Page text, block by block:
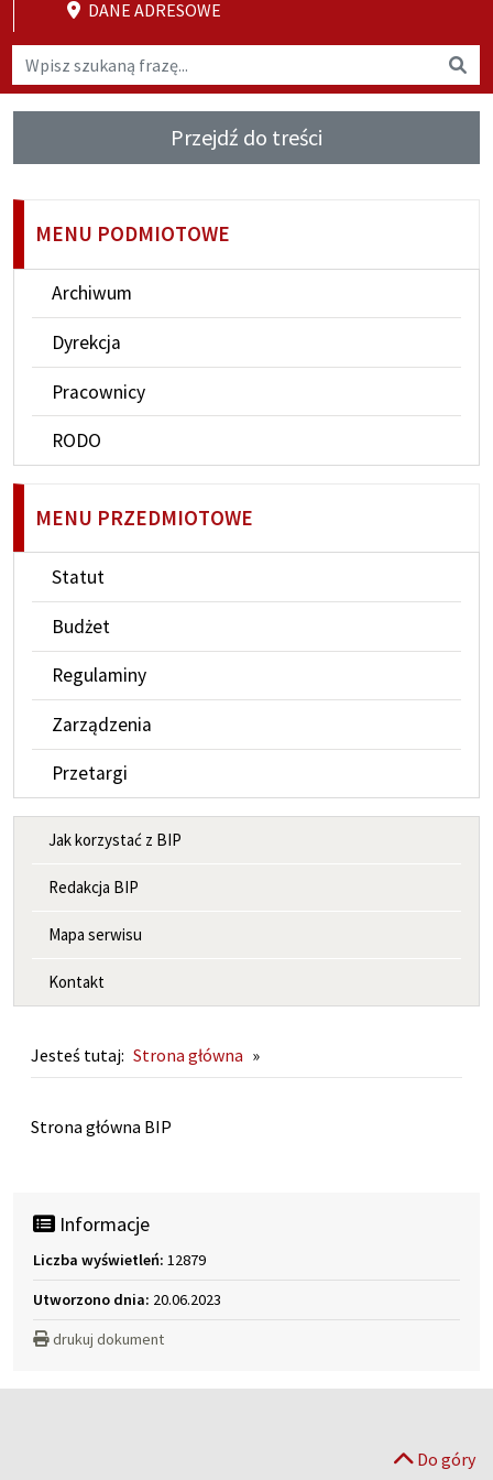
DANE ADRESOWE
Wyszukaj na stronie
Przejdź do treści
MENU PODMIOTOWE
Archiwum
Dyrekcja
Pracownicy
RODO
MENU PRZEDMIOTOWE
Statut
Budżet
Regulaminy
Zarządzenia
Przetargi
MENU INFORMACYJNE
Jak korzystać z BIP
Redakcja BIP
Mapa serwisu
Kontakt
Jesteś tutaj: Strona główna »
Strona główna
Strona główna BIP
Informacje
Liczba wyświetleń: 12879
Utworzono dnia: 20.06.2023
drukuj dokument
Do góry